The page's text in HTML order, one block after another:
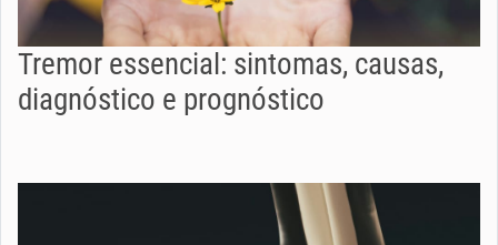
Tremor essencial: sintomas, causas,
diagnóstico e prognóstico